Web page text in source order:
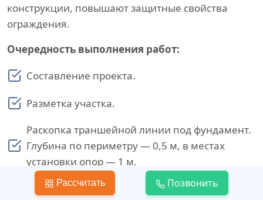
конструкции, повышают защитные свойства
ограждения.
Очередность выполнения работ:
Составление проекта.
Разметка участка.
Раскопка траншейной линии под фундамент.
Глубина по периметру — 0,5 м, в местах
установки опор — 1 м.
Монтаж опалубки в траншеи и армирование.
Рассчитать Позвонить